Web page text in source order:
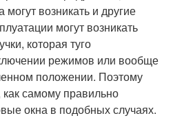
могут возникать и другие
могут возникать
которая туго
режимов или вообще
положении. Поэтому
самому правильно
окна в подобных случаях.